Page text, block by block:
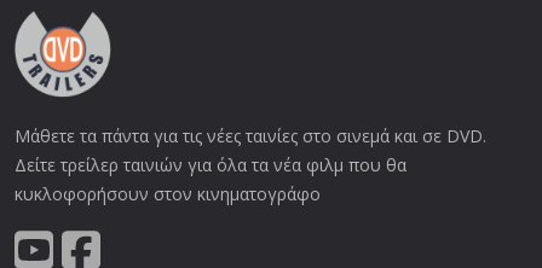
Μάθετε τα πάντα για τις νέες ταινίες στο σινεμά και σε DVD.
Δείτε τρείλερ ταινιών για όλα τα νέα φιλμ που θα
κυκλοφορήσουν στον κινηματογράφο